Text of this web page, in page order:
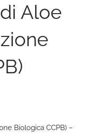
Aloe
Biologica CCPB) –